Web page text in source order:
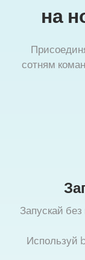
на
сотням
Запускай
Используй